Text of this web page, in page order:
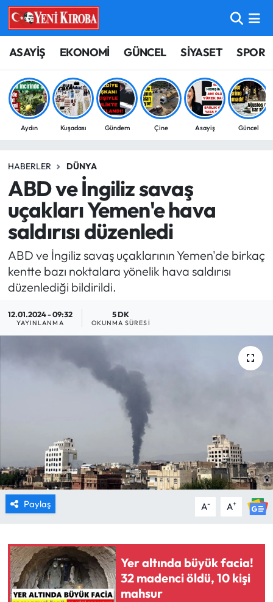
ASAYİŞ EKONOMİ GÜNCEL SİYASET SPOR
Aydın Kuşadası Gündem Çine Asayiş Güncel
HABERLER DÜNYA
ABD ve İngiliz savaş
uçakları Yemen'e hava
saldırısı düzenledi
ABD ve İngiliz savaş uçaklarının Yemen'de birkaç
kentte bazı noktalara yönelik hava saldırısı
düzenlediği bildirildi.
12.01.2024 - 09:32
YAYINLANMA
5 DK
OKUNMA SÜRESI
Paylaş A- A+
Yer altında büyük facia!
32 madenci öldü, 10 kişi
mahsur
ASAYİŞ
BİLİM-TEKNOLOJİ
ÇEVRE
EĞİTİM
EKONOMİ
GÜNCEL
GÜNDEM
MAGAZİN
SAĞLIK
TURİZM
YAŞAM
RESMİ İLANLAR
HABER İLAN
Aydın Nöbetçi Eczaneler
Aydın Hava Durumu
Aydin Namaz Vakitleri
Süper Lig Puan Durumu ve Fikstür
Tüm Manşetler
Son Dakika Haberleri
Haber Arşivi